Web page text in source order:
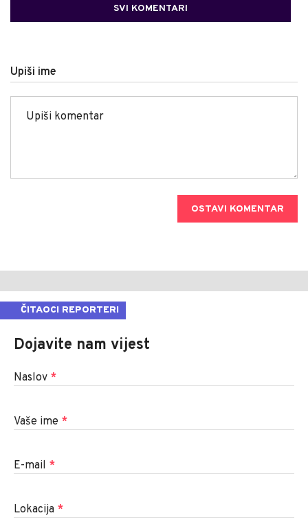
SVI KOMENTARI
Upiši ime
OSTAVI KOMENTAR
ČITAOCI REPORTERI
Dojavite nam vijest
Naslov *
Vaše ime *
E-mail *
Lokacija *